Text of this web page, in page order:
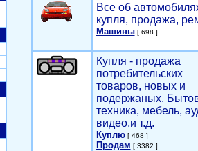
Все об
купля, продажа,
Машины[ 698 ]
Купля - продажа
потребительских
товаров, новых и
подержаных.
техника, мебель,
видео,и т.д.
Куплю[ 468 ]
Продам [ 3382 ]